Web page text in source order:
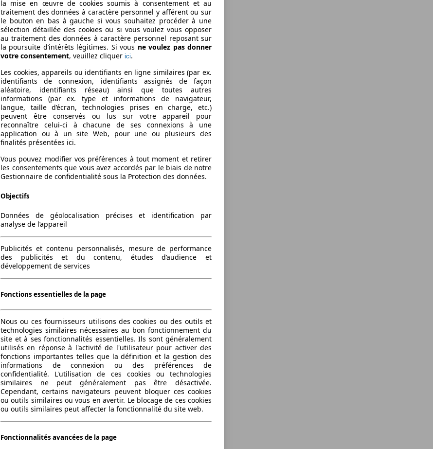
la mise en œuvre de cookies soumis à consentement et au
traitement des données à caractère personnel y afférent ou sur
le bouton en bas à gauche si vous souhaitez procéder à une
sélection détaillée des cookies ou si vous voulez vous opposer
au traitement des données à caractère personnel reposant sur
la poursuite d’intérêts légitimes. Si vous ne voulez pas donner
votre consentement, veuillez cliquer ici.
Les cookies, appareils ou identifiants en ligne similaires (par ex.
identifiants de connexion, identifiants assignés de façon
aléatoire, identifiants réseau) ainsi que toutes autres
informations (par ex. type et informations de navigateur,
langue, taille d’écran, technologies prises en charge, etc.)
peuvent être conservés ou lus sur votre appareil pour
reconnaître celui-ci à chacune de ses connexions à une
application ou à un site Web, pour une ou plusieurs des
finalités présentées ici.
Vous pouvez modifier vos préférences à tout moment et retirer
les consentements que vous avez accordés par le biais de notre
Gestionnaire de confidentialité sous la Protection des données.
Objectifs
Données de géolocalisation précises et identification par
analyse de l’appareil
Publicités et contenu personnalisés, mesure de performance
des publicités et du contenu, études d’audience et
développement de services
Fonctions essentielles de la page
Nous ou ces fournisseurs utilisons des cookies ou des outils et
technologies similaires nécessaires au bon fonctionnement du
site et à ses fonctionnalités essentielles. Ils sont généralement
utilisés en réponse à l'activité de l'utilisateur pour activer des
fonctions importantes telles que la définition et la gestion des
informations de connexion ou des préférences de
confidentialité. L'utilisation de ces cookies ou technologies
similaires ne peut généralement pas être désactivée.
Cependant, certains navigateurs peuvent bloquer ces cookies
ou outils similaires ou vous en avertir. Le blocage de ces cookies
ou outils similaires peut affecter la fonctionnalité du site web.
Fonctionnalités avancées de la page